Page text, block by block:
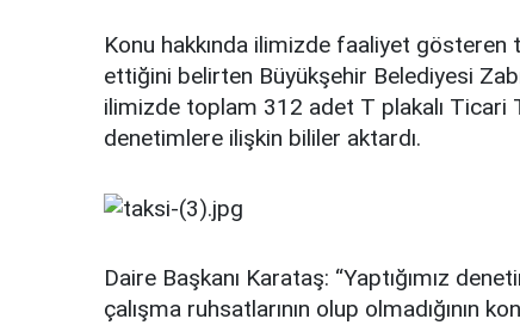
Konu hakkında ilimizde faaliyet
ettiğini belirten Büyükşehir Belediyesi
ilimizde toplam 312 adet T plakalı Ticari
denetimlere ilişkin bililer aktardı.
Daire Başkanı Karataş: “Yaptığımız
çalışma ruhsatlarının olup olmadığının